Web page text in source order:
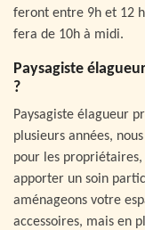
feront entre 9h et 12
fera de 10h à midi.
Paysagiste
?
Paysagiste élagueur
plusieurs années,
pour les
apporter un soin
aménageons votre
accessoires, mais en